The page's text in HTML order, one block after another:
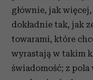
głównie, jak
dokładnie tak, jak
towarami, które
wyrastają w takim
świadomość; z